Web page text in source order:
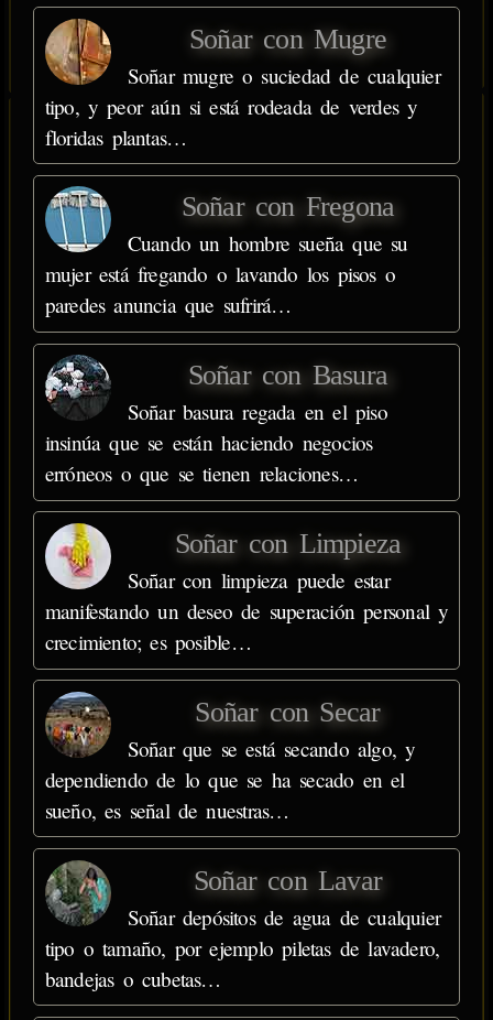
Soñar con Mugre
Soñar mugre o suciedad de cualquier
tipo, y peor aún si está rodeada de verdes y
floridas plantas…
Soñar con Fregona
Cuando un hombre sueña que su
mujer está fregando o lavando los pisos o
paredes anuncia que sufrirá…
Soñar con Basura
Soñar basura regada en el piso
insinúa que se están haciendo negocios
erróneos o que se tienen relaciones…
Soñar con Limpieza
Soñar con limpieza puede estar
manifestando un deseo de superación personal y
crecimiento; es posible…
Soñar con Secar
Soñar que se está secando algo, y
dependiendo de lo que se ha secado en el
sueño, es señal de nuestras…
Soñar con Lavar
Soñar depósitos de agua de cualquier
tipo o tamaño, por ejemplo piletas de lavadero,
bandejas o cubetas…